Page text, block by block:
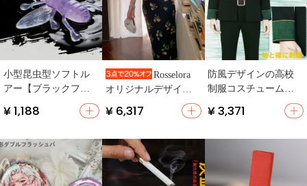
小型昆虫型ソフトル
アー【ブラックフィ
鉛・極上の柔らか
¥ 1,188
Rosselora
オリジナルデザイン
黒い花柄キャミソー
ルワンピース【フリ
ーブ】
¥ 6,317
防風デザインの高校
制服コスチューム
用・スタイルアップ
¥ 3,371